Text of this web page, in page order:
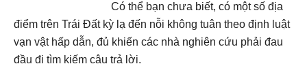
Có thể bạn chưa biết, có một số địa
điểm trên Trái Đất kỳ lạ đến nỗi không tuân theo định luật
vạn vật hấp dẫn, đủ khiến các nhà nghiên cứu phải đau
đầu đi tìm kiếm câu trả lời.